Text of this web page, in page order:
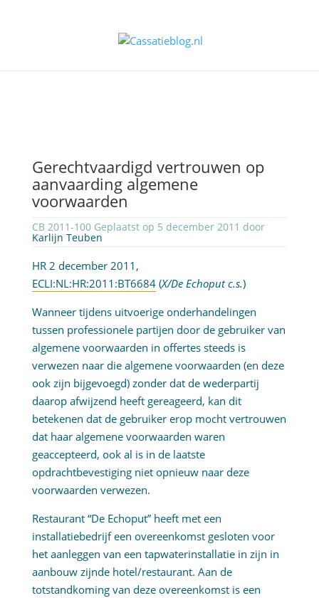
Gerechtvaardigd vertrouwen op
aanvaarding algemene
voorwaarden
CB 2011-100 Geplaatst op 5 december 2011 door
Karlijn Teuben
HR 2 december 2011,
ECLI:NL:HR:2011:BT6684(X/De Echoput c.s.)
Wanneer tijdens uitvoerige onderhandelingen
tussen professionele partijen door de gebruiker van
algemene voorwaarden in offertes steeds is
verwezen naar die algemene voorwaarden (en deze
ook zijn bijgevoegd) zonder dat de wederpartij
daarop afwijzend heeft gereageerd, kan dit
betekenen dat de gebruiker erop mocht vertrouwen
dat haar algemene voorwaarden waren
geaccepteerd, ook al is in de laatste
opdrachtbevestiging niet opnieuw naar deze
voorwaarden verwezen.
Restaurant “De Echoput” heeft met een
installatiebedrijf een overeenkomst gesloten voor
het aanleggen van een tapwaterinstallatie in zijn in
aanbouw zijnde hotel/restaurant. Aan de
totstandkoming van deze overeenkomst is een